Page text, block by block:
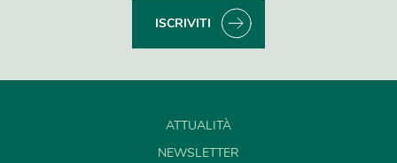
ISCRIVITI
ATTUALITÀ
NEWSLETTER